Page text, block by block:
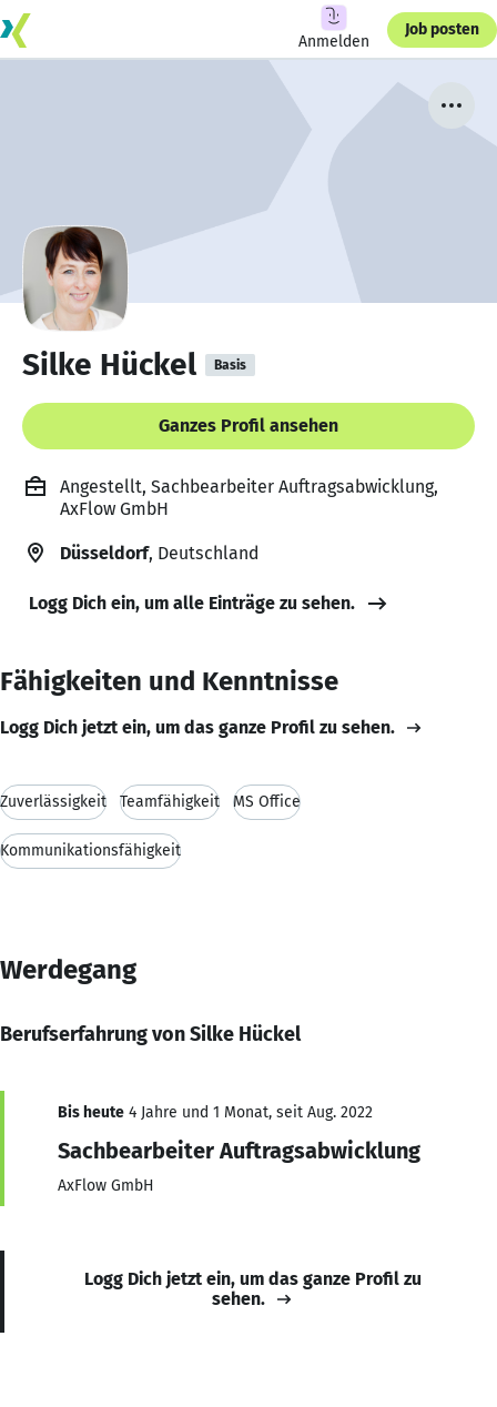
Anmelden
Job posten
Silke Hückel Basis
Ganzes Profil ansehen
Angestellt, Sachbearbeiter Auftragsabwicklung,
AxFlow GmbH
Düsseldorf, Deutschland
Logg Dich ein, um alle Einträge zu sehen.
Fähigkeiten und Kenntnisse
Logg Dich jetzt ein, um das ganze Profil zu sehen.
Zuverlässigkeit Teamfähigkeit MS Office
Kommunikationsfähigkeit
Werdegang
Berufserfahrung von Silke Hückel
Bis heute 4 Jahre und 1 Monat, seit Aug. 2022
Sachbearbeiter Auftragsabwicklung
AxFlow GmbH
Logg Dich jetzt ein, um das ganze Profil zu
sehen.